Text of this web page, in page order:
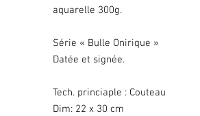
aquarelle 300g.
Série « Bulle Onirique »
Datée et signée.
Tech. princiaple : Couteau
Dim: 22 x 30 cm